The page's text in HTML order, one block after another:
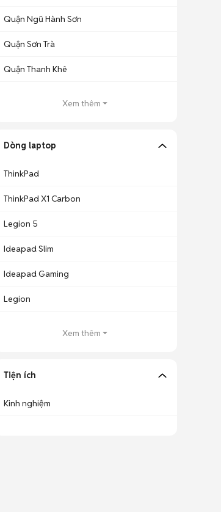
Quận Ngũ Hành Sơn
Quận Sơn Trà
Quận Thanh Khê
Xem thêm
Dòng laptop
ThinkPad
ThinkPad X1 Carbon
Legion 5
Ideapad Slim
Ideapad Gaming
Legion
Xem thêm
Tiện ích
Kinh nghiệm